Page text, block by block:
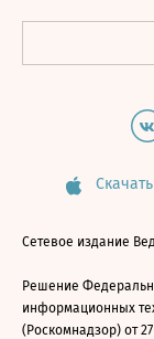
Сетевое издание
Решение
информационных
(Роскомнадзор) от